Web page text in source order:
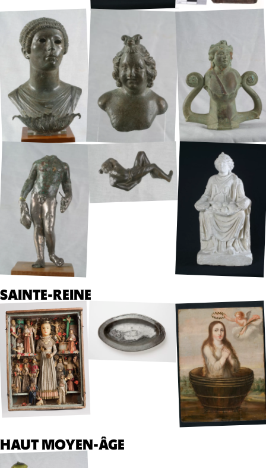
SAINTE-REINE
HAUT MOYEN-ÂGE